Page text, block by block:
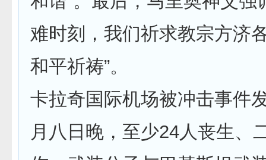
难时刻，我们祈求教宗方济
和平祈祷”。
卡拉奇国际机场被冲击事件
月八日晚，至少24人丧生、